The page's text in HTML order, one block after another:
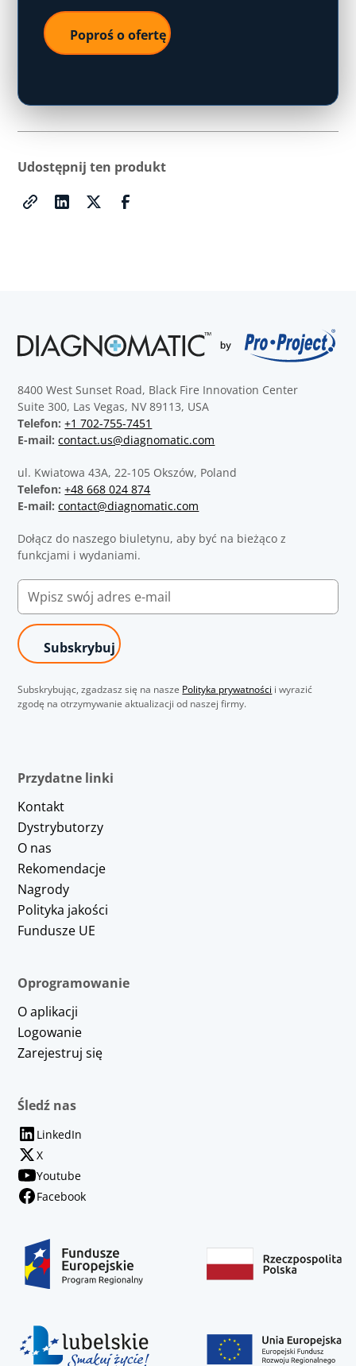
Udostępnij ten produkt
8400 West Sunset Road, Black Fire Innovation Center
Suite 300, Las Vegas, NV 89113, USA
Telefon: +1 702-755-7451
E-mail: contact.us@diagnomatic.com
ul. Kwiatowa 43A, 22-105 Okszów, Poland
Telefon: +48 668 024 874
E-mail: contact@diagnomatic.com
Dołącz do naszego biuletynu, aby być na bieżąco z
funkcjami i wydaniami.
Subskrybując, zgadzasz się na nasze Polityka prywatności i wyrazić
zgodę na otrzymywanie aktualizacji od naszej firmy.
Przydatne linki
Kontakt
Dystrybutorzy
O nas
Rekomendacje
Nagrody
Polityka jakości
Fundusze UE
Oprogramowanie
O aplikacji
Logowanie
Zarejestruj się
Śledź nas
LinkedIn
X
Youtube
Facebook